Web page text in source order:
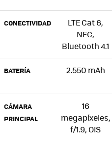
CONECTIVIDAD
LTE Cat 6,
NFC,
Bluetooth 4.1
BATERÍA 2.550 mAh
CÁMARA
PRINCIPAL
16
megapíxeles,
f/1.9, OIS